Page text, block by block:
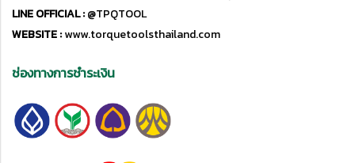
LINE OFFICIAL :@TPQTOOL
WEBSITE :www.torquetoolsthailand.com
ช่องทางการชำระเงิน